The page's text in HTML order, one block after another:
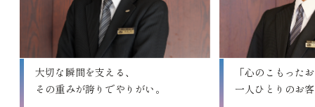
大切な瞬間を支える、
その重みが誇りでやりがい。
「心のこもった
一人ひとりのお